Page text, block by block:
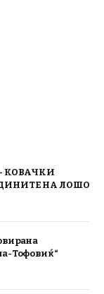
КОВАЧКИ
НА ЛОШО
Тофовиќ“